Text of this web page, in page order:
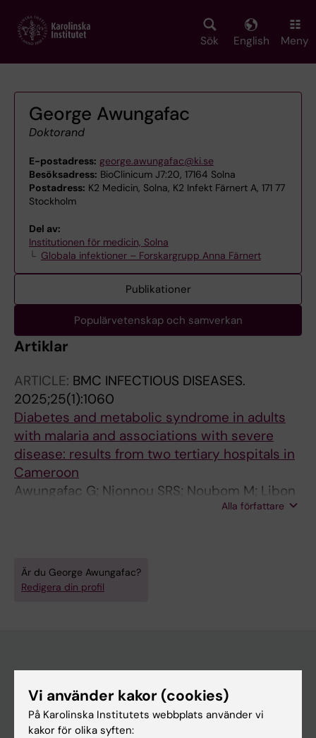
main
Sök English Meny
George Awungafac
Doktorand
E-postadress: george.awungafac@ki.se
Besöksadress: BioClinicum J7:20, 17164 Solna
Postadress: K2 Medicin, Solna, K2 Infekt Färnert A, 171 77
Stockholm
Del av:
Institutionen för medicin, Solna
Globala infektioner – Forskargrupp Anna Färnert
Publikationer
Populärvetenskap och samverkan
Artiklar
ARTICLE: BMC INFECTIOUS DISEASES.
2025;25(1):1060
Diabetes and metabolic syndrome in adults
with malaria and associations with severe
disease: results from two tertiary hospitals in
Cameroon
Awungafac G; Njonnou SRS; Noubom M; Libon
LIAA; Gesu CN; Farnert A; Choukem SP; Wyss
Alla författare
Är du George Awungafac?
Redigera din profil
Utbildning
Forskarutbildning
Vi använder kakor (cookies)
På Karolinska Institutets webbplats använder vi
kakor för olika syften: